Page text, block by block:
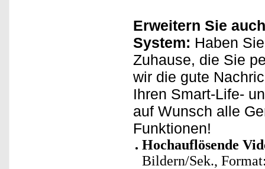
Erweitern Sie
System: Haben
Zuhause, die Sie
wir die gute
Ihren Smart-Life-
auf Wunsch alle
Funktionen!
Hochauflösende
Bildern/Sek.,